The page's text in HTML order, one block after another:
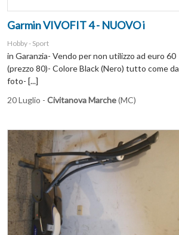
Garmin VIVOFIT 4 - NUOVO i
Hobby - Sport
in Garanzia- Vendo per non utilizzo ad euro 60
(prezzo 80)- Colore Black (Nero) tutto come da
foto- [...]
20 Luglio - Civitanova Marche(MC)